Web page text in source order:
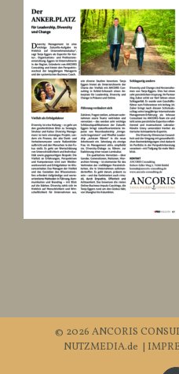
© 2026 ANCORIS
NUTZMEDIA.de |